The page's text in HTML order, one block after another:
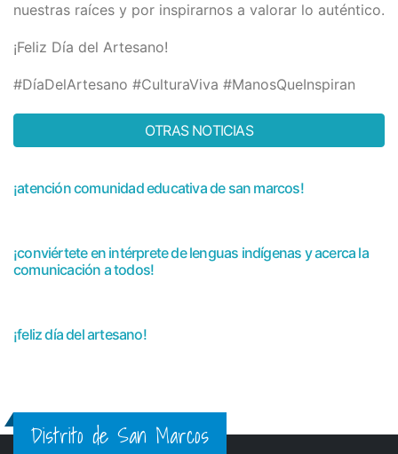
nuestras raíces y por inspirarnos a valorar lo auténtico.
¡Feliz Día del Artesano!
#DíaDelArtesano #CulturaViva #ManosQueInspiran
OTRAS NOTICIAS
¡atención comunidad educativa de san marcos!
¡conviértete en intérprete de lenguas indígenas y acerca la
comunicación a todos!
¡feliz día del artesano!
Distrito de San Marcos